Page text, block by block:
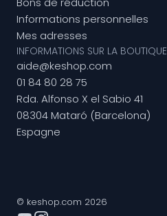
Informations personnelles
Mes adresses
INFORMATIONS SUR LA BOUTIQUE
aide@keshop.com
01 84 80 28 75
Rda. Alfonso X el Sabio 41
08304 Mataró (Barcelona)
Espagne
© keshop.com 2026